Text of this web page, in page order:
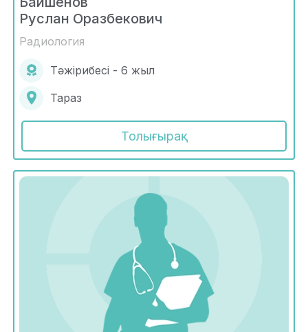
Руслан Оразбекович
Радиология
Тәжірибесі - 6 жыл
Тараз
Толығырақ